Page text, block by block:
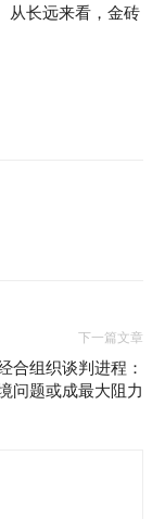
从长远来看，金砖
下一篇文章
合组织谈判进程：
问题或成最大阻力